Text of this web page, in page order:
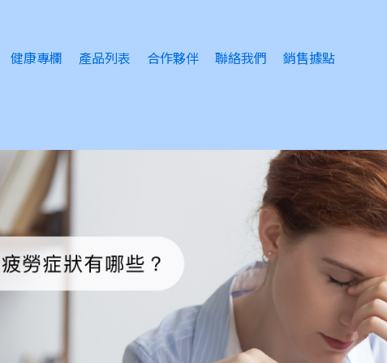
健康專欄
傷風感冒
皮膚護理
痔瘡護理
產品列表 合作夥伴 聯絡我們 銷售據點